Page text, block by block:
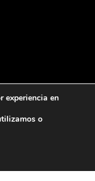
Derechos
experiencia en
o